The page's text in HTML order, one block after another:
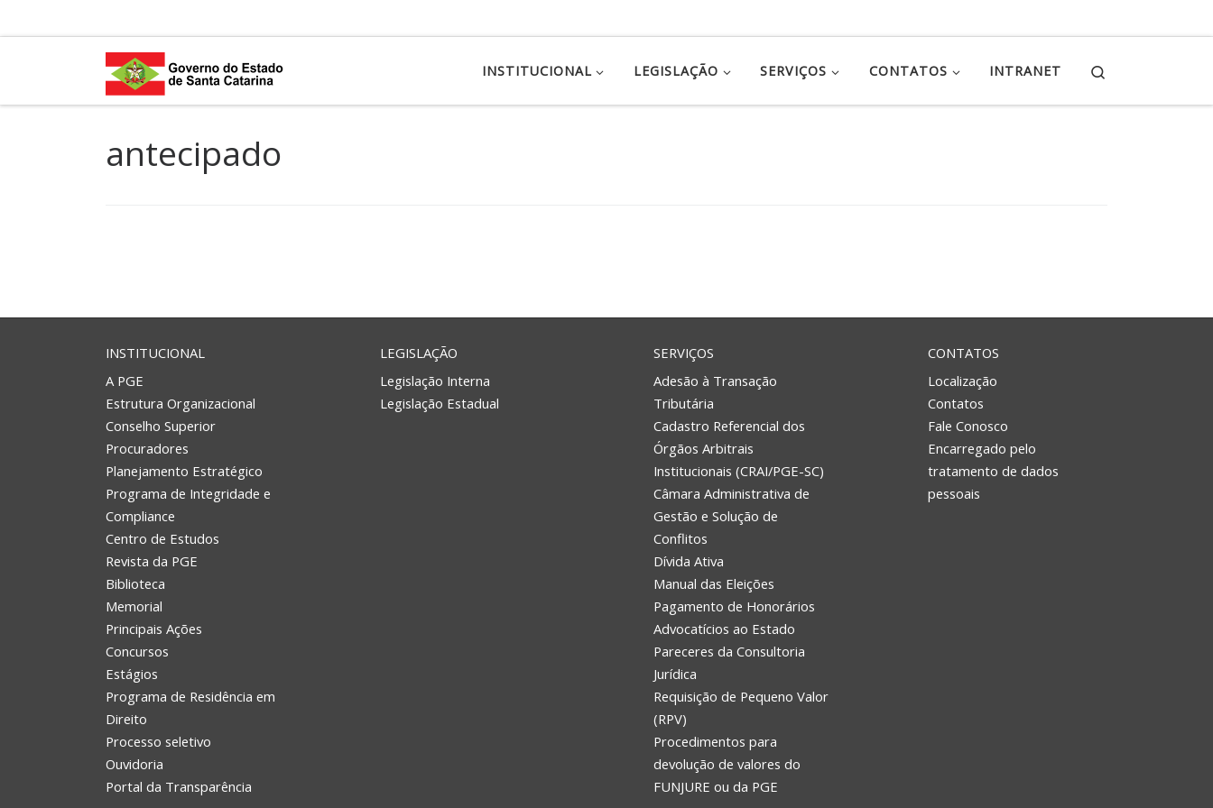
INSTITUCIONAL LEGISLAÇÃO SERVIÇOS CONTATOS INTRANET
antecipado
INSTITUCIONAL
A PGE
Estrutura Organizacional
Conselho Superior
Procuradores
Planejamento Estratégico
Programa de Integridade e
Compliance
Centro de Estudos
Revista da PGE
Biblioteca
Memorial
Principais Ações
Concursos
Estágios
Programa de Residência em
Direito
Processo seletivo
Ouvidoria
Portal da Transparência
LEGISLAÇÃO
Legislação Interna
Legislação Estadual
SERVIÇOS
Adesão à Transação
Tributária
Cadastro Referencial dos
Órgãos Arbitrais
Institucionais (CRAI/PGE-SC)
Câmara Administrativa de
Gestão e Solução de
Conflitos
Dívida Ativa
Manual das Eleições
Pagamento de Honorários
Advocatícios ao Estado
Pareceres da Consultoria
Jurídica
Requisição de Pequeno Valor
(RPV)
Procedimentos para
devolução de valores do
FUNJURE ou da PGE
CONTATOS
Localização
Contatos
Fale Conosco
Encarregado pelo
tratamento de dados
pessoais